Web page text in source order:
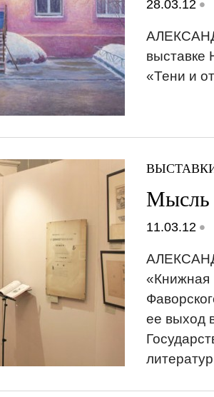
28.03.12 •
выставке
«Тени и
11.03.12 •
«Книжная
ее выход